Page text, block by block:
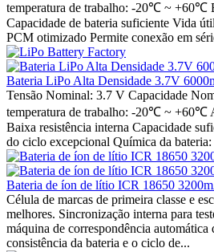
temperatura de trabalho: -20℃ ~ +60℃
Capacidade de bateria suficiente Vida
PCM otimizado Permite conexão em
Bateria LiPo Alta Densidade 3.7V
Tensão Nominal: 3.7 V Capacidade
temperatura de trabalho: -20℃ ~ +60℃
Baixa resistência interna Capacidade
do ciclo excepcional Química da
Bateria de íon de lítio ICR 18650
Célula de marcas de primeira classe e
melhores. Sincronização interna para
máquina de correspondência automática
consistência da bateria e o ciclo de...